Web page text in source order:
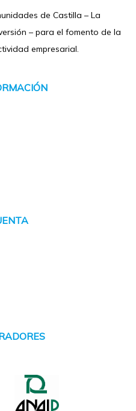
de Castilla – La
– para el fomento de la
empresarial.